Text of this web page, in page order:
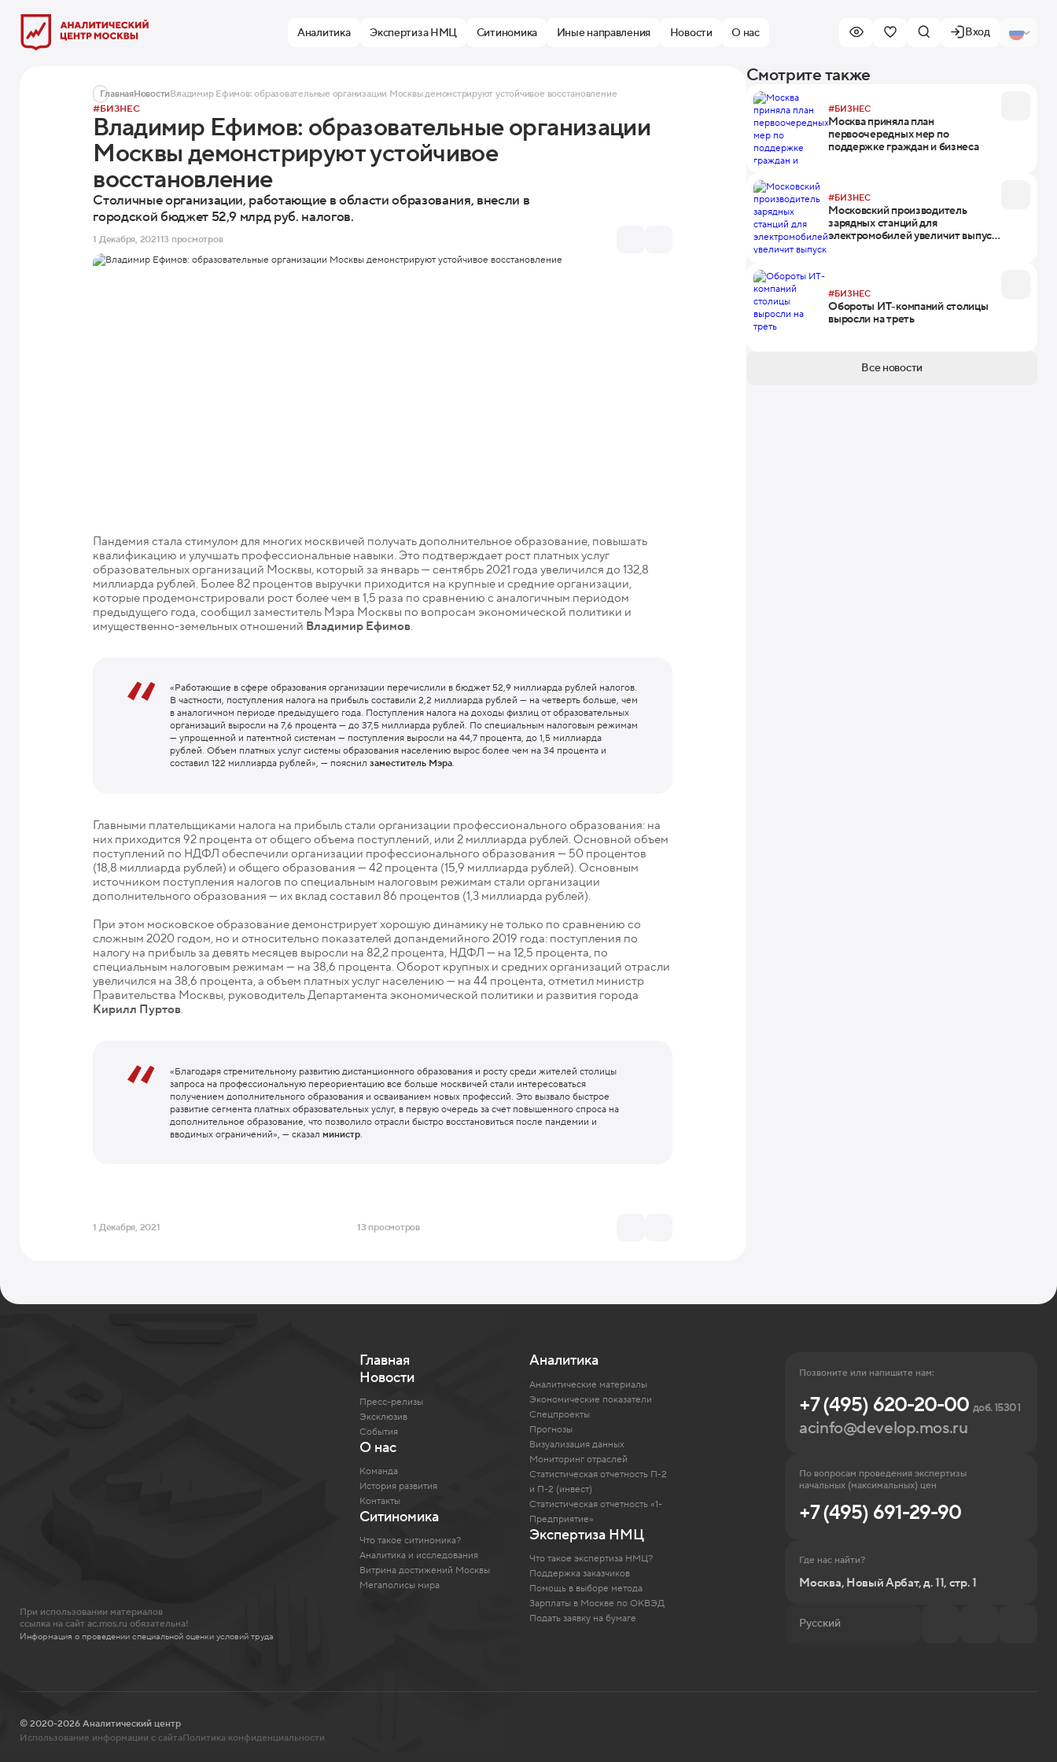
Аналитика Экспертиза НМЦ Ситиномика Иные направления Новости О нас Вход
ГлавнаяНовостиВладимир Ефимов: образовательные организации Москвы демонстрируют устойчивое восстановление
#БИЗНЕС
Владимир Ефимов: образовательные организации
Москвы демонстрируют устойчивое
восстановление
Столичные организации, работающие в области образования, внесли в
городской бюджет 52,9 млрд руб. налогов.
1 Декабря, 202113 просмотров
Пандемия стала стимулом для многих москвичей получать дополнительное образование, повышать
квалификацию и улучшать профессиональные навыки. Это подтверждает рост платных услуг
образовательных организаций Москвы, который за январь — сентябрь 2021 года увеличился до 132,8
миллиарда рублей. Более 82 процентов выручки приходится на крупные и средние организации,
которые продемонстрировали рост более чем в 1,5 раза по сравнению с аналогичным периодом
предыдущего года, сообщил заместитель Мэра Москвы по вопросам экономической политики и
имущественно-земельных отношений Владимир Ефимов.
«Работающие в сфере образования организации перечислили в бюджет 52,9 миллиарда рублей налогов.
В частности, поступления налога на прибыль составили 2,2 миллиарда рублей — на четверть больше, чем
в аналогичном периоде предыдущего года. Поступления налога на доходы физлиц от образовательных
организаций выросли на 7,6 процента — до 37,5 миллиарда рублей. По специальным налоговым режимам
— упрощенной и патентной системам — поступления выросли на 44,7 процента, до 1,5 миллиарда
рублей. Объем платных услуг системы образования населению вырос более чем на 34 процента и
составил 122 миллиарда рублей», — пояснилзаместитель Мэра.
Главными плательщиками налога на прибыль стали организации профессионального образования: на
них приходится 92 процента от общего объема поступлений, или 2 миллиарда рублей. Основной объем
поступлений по НДФЛ обеспечили организации профессионального образования — 50 процентов
(18,8 миллиарда рублей) и общего образования — 42 процента (15,9 миллиарда рублей). Основным
источником поступления налогов по специальным налоговым режимам стали организации
дополнительного образования — их вклад составил 86 процентов (1,3 миллиарда рублей).
При этом московское образование демонстрирует хорошую динамику не только по сравнению со
сложным 2020 годом, но и относительно показателей допандемийного 2019 года: поступления по
налогу на прибыль за девять месяцев выросли на 82,2 процента, НДФЛ — на 12,5 процента, по
специальным налоговым режимам — на 38,6 процента. Оборот крупных и средних организаций отрасли
увеличился на 38,6 процента, а объем платных услуг населению — на 44 процента, отметил министр
Правительства Москвы, руководитель Департамента экономической политики и развития города
Кирилл Пуртов.
«Благодаря стремительному развитию дистанционного образования и росту среди жителей столицы
запроса на профессиональную переориентацию все больше москвичей стали интересоваться
получением дополнительного образования и осваиванием новых профессий. Это вызвало быстрое
развитие сегмента платных образовательных услуг, в первую очередь за счет повышенного спроса на
дополнительное образование, что позволило отрасли быстро восстановиться после пандемии и
вводимых ограничений», — сказалминистр.
1 Декабря, 2021 13 просмотров
Смотрите также
#БИЗНЕС
Москва приняла план
первоочередных мер по
поддержке граждан и бизнеса
#БИЗНЕС
Московский производитель
зарядных станций для
электромобилей увеличит выпуск
#БИЗНЕС
Обороты ИТ-компаний столицы
выросли на треть
Все новости
При использовании материалов
ссылка на сайт ac.mos.ru обязательна!
Информация о проведении специальной оценки условий труда
Главная
Новости
Пресс-релизы
Эксклюзив
События
О нас
Команда
История развития
Контакты
Ситиномика
Что такое ситиномика?
Аналитика и исследования
Витрина достижений Москвы
Мегаполисы мира
Аналитика
Аналитические материалы
Экономические показатели
Спецпроекты
Прогнозы
Визуализация данных
Мониторинг отраслей
Статистическая отчетность П-2
и П-2 (инвест)
Статистическая отчетность «1-
Предприятие»
Экспертиза НМЦ
Что такое экспертиза НМЦ?
Поддержка заказчиков
Помощь в выборе метода
Зарплаты в Москве по ОКВЭД
Подать заявку на бумаге
Позвоните или напишите нам:
+7 (495) 620-20-00 доб. 15301
acinfo@develop.mos.ru
По вопросам проведения экспертизы
начальных (максимальных) цен
+7 (495) 691-29-90
Где нас найти?
Москва, Новый Арбат, д. 11, стр. 1
Русский
© 2020-2026 Аналитический центр
Использование информации с сайтаПолитика конфиденциальности